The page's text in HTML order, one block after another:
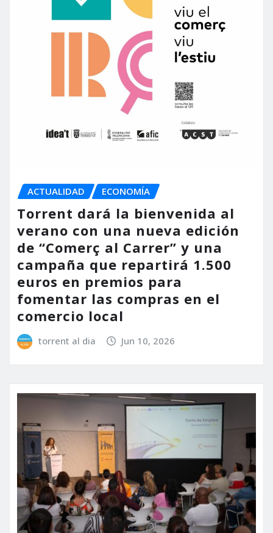
ACTUALIDAD ECONOMÍA
Torrent dará la bienvenida al
verano con una nueva edición
de “Comerç al Carrer” y una
campaña que repartirá 1.500
euros en premios para
fomentar las compras en el
comercio local
torrent al dia Jun 10, 2026